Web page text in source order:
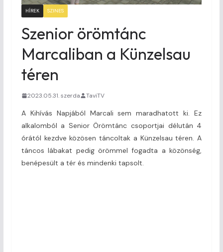
HÍREK SZINES
Szenior örömtánc
Marcaliban a Künzelsau
téren
2023.05.31. szerda TaviTV
A Kihívás Napjából Marcali sem maradhatott ki. Ez
alkalomból a Senior Örömtánc csoportjai délután 4
órától kezdve közösen táncoltak a Künzelsau téren. A
táncos lábakat pedig örömmel fogadta a közönség,
benépesült a tér és mindenki tapsolt.